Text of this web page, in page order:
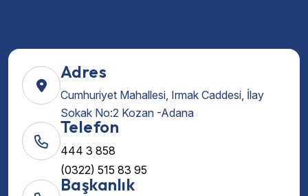
Adres
Cumhuriyet Mahallesi, Irmak Caddesi, İlay
Sokak No:2 Kozan -Adana
Telefon
444 3 858
(0322) 515 83 95
Başkanlık